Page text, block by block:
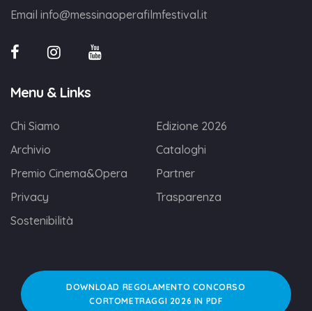
Email info@messinaoperafilmfestival.it
Menu & Links
Chi Siamo
Edizione 2026
Archivio
Cataloghi
Premio Cinema&Opera
Partner
Privacy
Trasparenza
Sostenibilità
DOWNLOAD REGOLAMENTO CONCORSO
CORTOMETRAGGI 2026 IN PDF